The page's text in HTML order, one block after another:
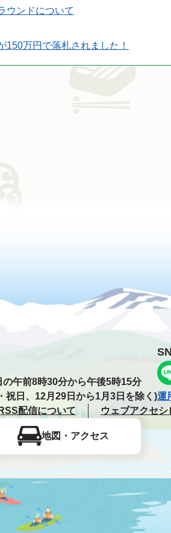
ウンドについて
150万円で落札されました！
午前8時30分から午後5時15分
祝日、12月29日から1月3日を除く)運
RSS配信について ウェブアクセ
地図・アクセス